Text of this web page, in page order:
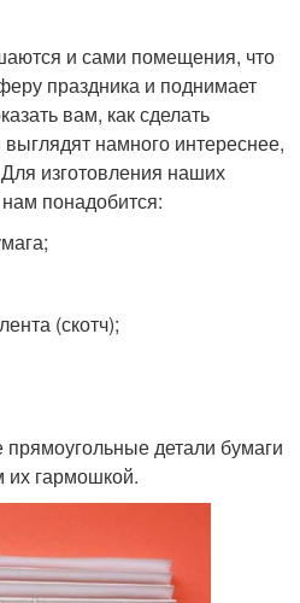
и сами помещения, что
праздника и поднимает
вам, как сделать
намного интереснее,
изготовления наших
понадобится:
(скотч);
детали бумаги
их гармошкой.